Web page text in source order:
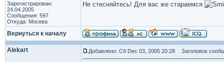
Зарегистрирован:
24.04.2005
Сообщения: 597
Откуда: Москва
Не стесняйтесь! Для вас же стараемся
Вернуться к началу
Alekart Добавлено: Сб Dec 03, 2005 20:28 Заголовок